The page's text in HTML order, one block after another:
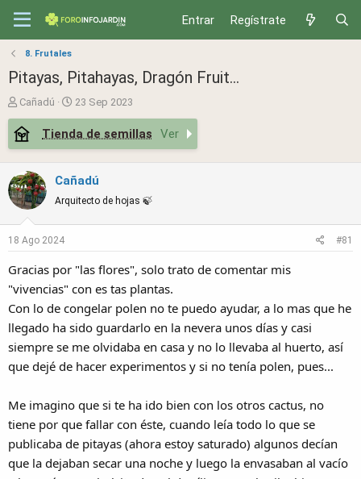
Entrar Regístrate
8. Frutales
Pitayas, Pitahayas, Dragón Fruit...
T
h
r
e
d
s
r
Cañadú
S
t
a
r
d
a
23 Sep 2023
Tienda de semillas Ver
Cañadú
Arquitecto de hojas 🍃
18 Ago 2024 #81
Gracias por "las flores", solo trato de comentar mis
"vivencias" con es tas plantas.
Con lo de congelar polen no te puedo ayudar, a lo mas que he
llegado ha sido guardarlo en la nevera unos días y casi
siempre se me olvidaba en casa y no lo llevaba al huerto, así
que dejé de hacer experimentos y si no tenía polen, pues...
Me imagino que si te ha ido bien con los otros cactus, no
tiene por que fallar con éste, cuando leía todo lo que se
publicaba de pitayas (ahora estoy saturado) algunos decían
que la dejaban secar una noche y luego la envasaban al vacío